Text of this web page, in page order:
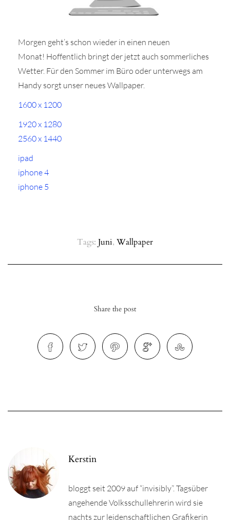
Morgen geht’s schon wieder in einen neuen
Monat! Hoffentlich bringt der jetzt auch sommerliches
Wetter. Für den Sommer im Büro oder unterwegs am
Handy sorgt unser neues Wallpaper.
1600 x 1200
1920 x 1280
2560 x 1440
ipad
iphone 4
iphone 5
Tags: Juni, Wallpaper
Share the post
Kerstin
bloggt seit 2009 auf “invisibly”. Tagsüber
angehende Volksschullehrerin wird sie
nachts zur leidenschaftlichen Grafikerin